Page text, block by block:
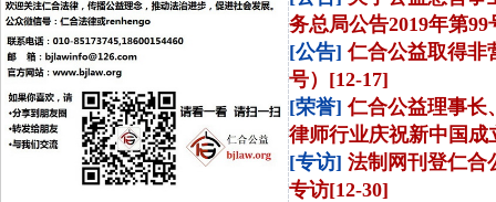
务总局公告2019年第99
[公告] 仁合公益取得非
号）[12-17]
[荣誉] 仁合公益理事长
律师行业庆祝新中国成
[专访] 法制网刊登仁合
专访[12-30]